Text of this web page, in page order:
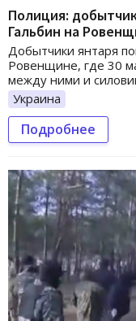
Полиция:
Гальбин на
Добытчики янтаря
Ровенщине, где 30
между ними и
Украина
Подробнее